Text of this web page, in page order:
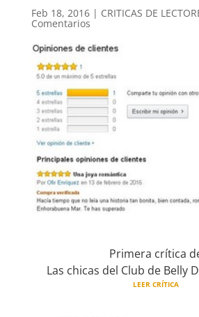
Feb 18, 2016| CRITICAS DE
Comentarios
Primera crítica
Las chicas del Club de Belly
LEER CRÍTICA